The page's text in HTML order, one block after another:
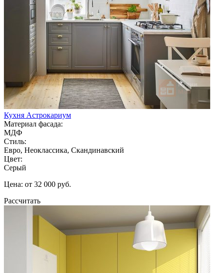
Кухня Астрокариум
Материал фасада:
МДФ
Стиль:
Евро, Неоклассика, Скандинавский
Цвет:
Серый
Цена: от 32 000 руб.
Рассчитать